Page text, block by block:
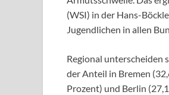
(WSI) in der Hans-
Jugendlichen in allen
Regional unterscheiden
der Anteil in Bremen
Prozent) und Berlin